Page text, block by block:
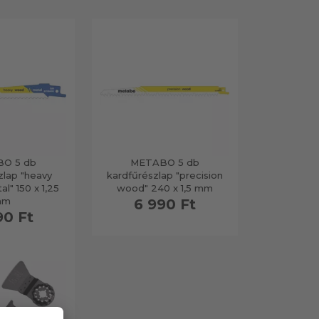
5 db
"heavy
150 x 1,25
Ft
METABO 5 db
kardfűrészlap "precision
wood" 240 x 1,5 mm
6 990 Ft